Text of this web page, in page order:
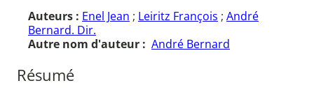
Auteurs : Enel Jean ; Leiritz François ; André
Bernard. Dir.
Autre nom d'auteur : André Bernard
Résumé